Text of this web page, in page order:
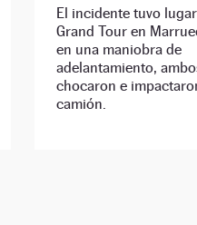
El incidente tuvo
Grand Tour en
en una maniobra de
adelantamiento,
chocaron e
camión.